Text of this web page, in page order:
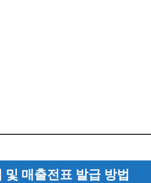
및 매출전표 발급 방법